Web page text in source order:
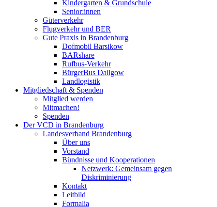
Kindergarten & Grundschule
Senior:innen
Güterverkehr
Flugverkehr und BER
Gute Praxis in Brandenburg
Dofmobil Barsikow
BARshare
Rufbus-Verkehr
BürgerBus Dallgow
Landlogistik
Mitgliedschaft & Spenden
Mitglied werden
Mitmachen!
Spenden
Der VCD in Brandenburg
Landesverband Brandenburg
Über uns
Vorstand
Bündnisse und Kooperationen
Netzwerk: Gemeinsam gegen
Diskriminierung
Kontakt
Leitbild
Formalia